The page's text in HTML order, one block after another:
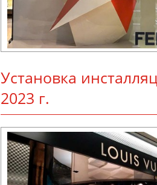
Ус­та­нов­ка
2023 г.